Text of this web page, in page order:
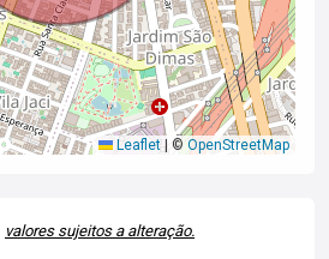
Leaflet © OpenStreetMap
valores sujeitos a alteração.